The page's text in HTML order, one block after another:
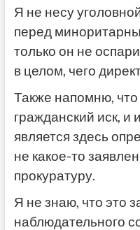
Я не несу
перед
только он не
в целом, чего
Также напомню,
гражданский иск, и
является здесь
не какое-то
прокуратуру.
Я не знаю, что это
наблюдательного